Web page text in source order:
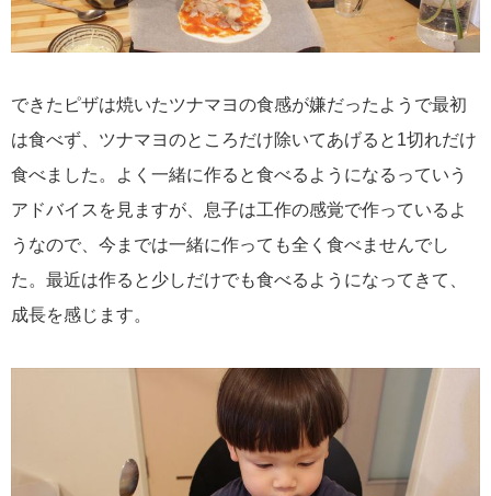
できたピザは焼いたツナマヨの食感が嫌だったようで最初
は食べず、ツナマヨのところだけ除いてあげると1切れだけ
食べました。よく一緒に作ると食べるようになるっていう
アドバイスを見ますが、息子は工作の感覚で作っているよ
うなので、今までは一緒に作っても全く食べませんでし
た。最近は作ると少しだけでも食べるようになってきて、
成長を感じます。